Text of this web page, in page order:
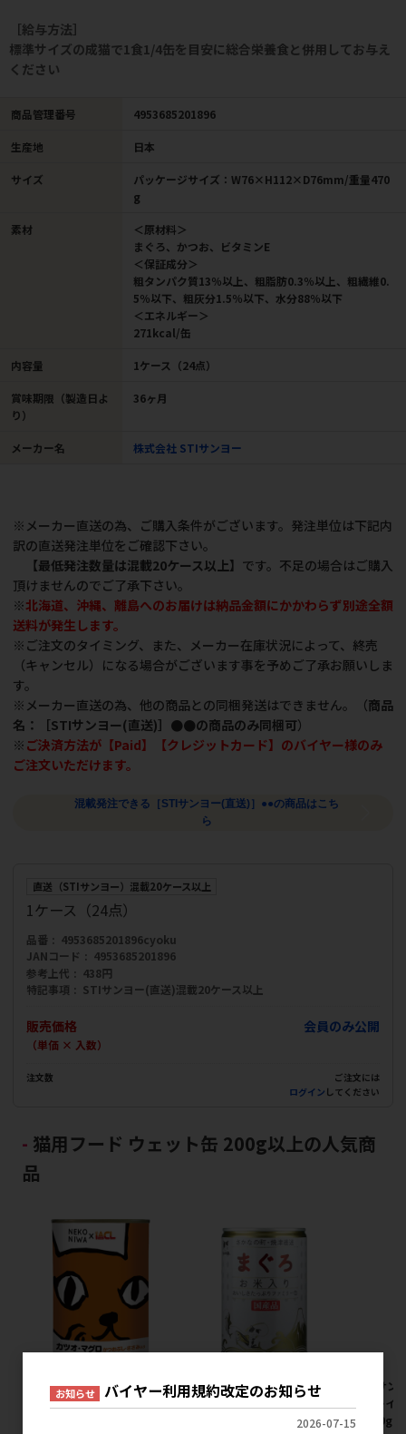
［給与方法］
標準サイズの成猫で1食1/4缶を目安に総合栄養食と併用してお与え
ください
商品管理番号 4953685201896
生産地 日本
サイズ
パッケージサイズ：W76×H112×D76mm/重量470
g
素材
＜原材料＞
まぐろ、かつお、ビタミンE
＜保証成分＞
粗タンパク質13％以上、粗脂肪0.3％以上、粗繊維0.
5％以下、粗灰分1.5％以下、水分88％以下
＜エネルギー＞
271kcal/缶
内容量 1ケース（24点）
賞味期限（製造日よ
り）
36ヶ月
メーカー名 株式会社 STIサンヨー
※メーカー直送の為、ご購入条件がございます。発注単位は下記内
訳の直送発注単位をご確認下さい。
【最低発注数量は混載20ケース以上】 です。不足の場合はご購入
頂けませんのでご了承下さい。
※北海道、沖縄、離島へのお届けは納品金額にかかわらず別途全額
送料が発生します。
※ご注文のタイミング、また、メーカー在庫状況によって、終売
（キャンセル）になる場合がございます事を予めご了承お願いしま
す。
※メーカー直送の為、他の商品との同梱発送はできません。（商品
名：［STIサンヨー(直送)］●●の商品のみ同梱可）
※ ご決済方法が【Paid】【クレジットカード】のバイヤー様のみ
ご注文いただけます。
混載発注できる［STIサンヨー(直送)］●●の商品はこち
ら
直送（STIサンヨー）混載20ケース以上
1ケース（24点）
品番
4953685201896cyoku
JANコード
4953685201896
参考上代
438円
特記事項
STIサンヨー(直送)混載20ケース以上
販売価格
（単価 × 入数）
会員のみ公開
注文数
ご注文には
ログイン してください
猫用フード ウェット缶 200g以上の人気商
品
[イトウ&カンパニーリミテッ
ド]NEKONIWA猫缶 カツオ･マ
[STIサンヨー]たまの伝説 まぐ
ろお米入りファミリー缶 400g
メーカー希望小売価格
[STIサン
ろグレイ
缶 400g
お知らせ バイヤー利用規約改定のお知らせ
2026-07-15